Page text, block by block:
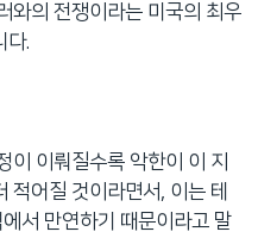
와의 전쟁이라는 미국의 최우
다.
이 이뤄질수록 악한이 이 지
적어질 것이라면서, 이는 테
서 만연하기 때문이라고 말